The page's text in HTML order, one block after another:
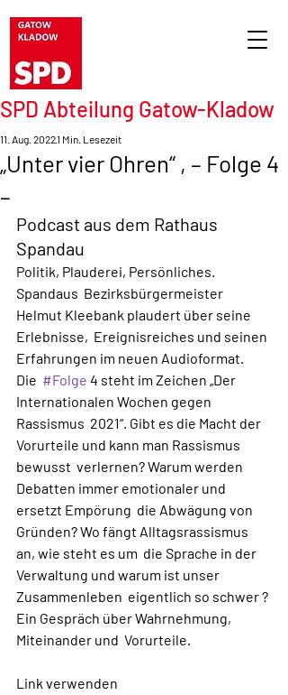
SPD Abteilung Gatow-Kladow
„Unter vier Ohren“ , – Folge 4
–
11. Aug. 20221 Min. Lesezeit
Podcast aus dem Rathaus
Spandau
Politik, Plauderei, Persönliches.
Spandaus  Bezirksbürgermeister
Helmut Kleebank plaudert über seine
Erlebnisse,  Ereignisreiches und seinen
Erfahrungen im neuen Audioformat.
Die #Folge 4 steht im Zeichen „Der
Internationalen Wochen gegen
Rassismus  2021“. Gibt es die Macht der
Vorurteile und kann man Rassismus
bewusst  verlernen? Warum werden
Debatten immer emotionaler und
ersetzt Empörung  die Abwägung von
Gründen? Wo fängt Alltagsrassismus
an, wie steht es um  die Sprache in der
Verwaltung und warum ist unser
Zusammenleben  eigentlich so schwer ?
Ein Gespräch über Wahrnehmung,
Miteinander und  Vorurteile.
Link verwenden